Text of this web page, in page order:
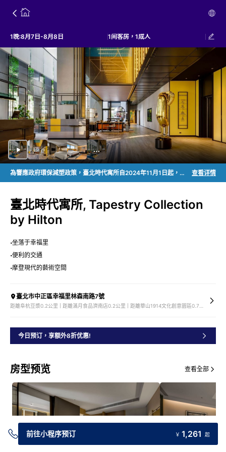
1晚:8月7日-8月8日 1间客房，1成人
為響應政府環保減塑政策，臺北時代寓所自2024年11月1日起，客房內不再主動供應一次性的客房備品。如需更詳盡資訊，請直接與飯店聯系，感謝您的理解與配合。 查看详情
臺北時代寓所, Tapestry Collection
by Hilton
坐落于幸福里
便利的交通
摩登現代的藝術空間
臺北市中正區幸福里林森南路7號
今日预订，享额外8折优惠!
房型预览 查看全部
前往小程序预订 ￥ 1,261 起